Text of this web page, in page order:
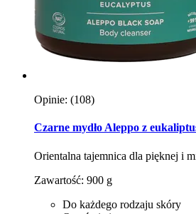
Opinie: (108)
Czarne mydło Aleppo z
Orientalna tajemnica dla pięknej i
Zawartość: 900 g
Do każdego rodzaju skóry